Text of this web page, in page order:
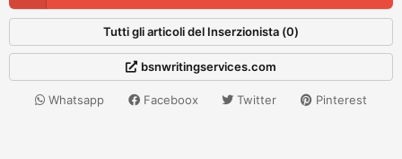
Tutti gli articoli del Inserzionista (0)
bsnwritingservices.com
Whatsapp Faceboox Twitter Pinterest